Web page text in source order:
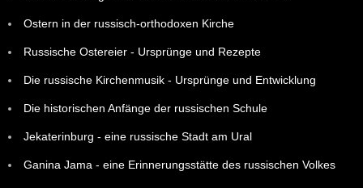
Ostern in der russisch-orthodoxen Kirche
Russische Ostereier - Ursprünge und Rezepte
Die russische Kirchenmusik - Ursprünge und Entwicklung
Die historischen Anfänge der russischen Schule
Jekaterinburg - eine russische Stadt am Ural
Ganina Jama - eine Erinnerungsstätte des russischen Volkes